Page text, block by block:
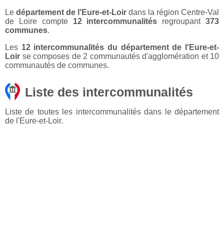
Le département de l'Eure-et-Loir dans la région Centre-Val
de Loire compte 12 intercommunalités regroupant373
communes.
Les 12 intercommunalités du département de l'Eure-et-
Loir se composes de 2 communautés d'agglomération et 10
communautés de communes.
Liste des intercommunalités
Liste de toutes les intercommunalités dans le département
de l'Eure-et-Loir.